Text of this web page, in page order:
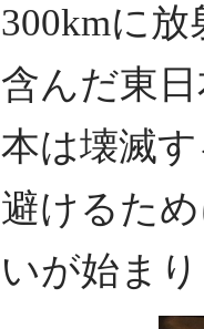
300kmに
含んだ東
本は壊滅
避けるた
いが始ま